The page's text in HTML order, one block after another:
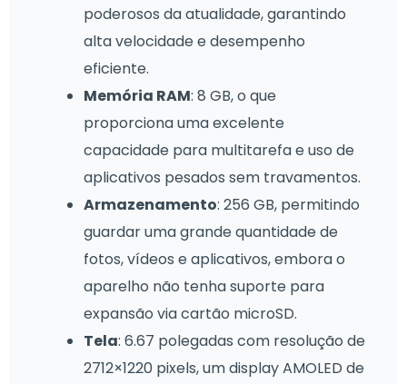
poderosos da atualidade, garantindo
alta velocidade e desempenho
eficiente.
Memória RAM: 8 GB, o que
proporciona uma excelente
capacidade para multitarefa e uso de
aplicativos pesados sem travamentos.
Armazenamento: 256 GB, permitindo
guardar uma grande quantidade de
fotos, vídeos e aplicativos, embora o
aparelho não tenha suporte para
expansão via cartão microSD.
Tela: 6.67 polegadas com resolução de
2712×1220 pixels, um display AMOLED de